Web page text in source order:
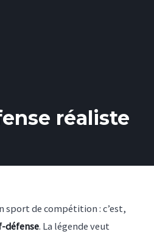
réaliste
sport de compétition : c’est,
défense. La légende veut